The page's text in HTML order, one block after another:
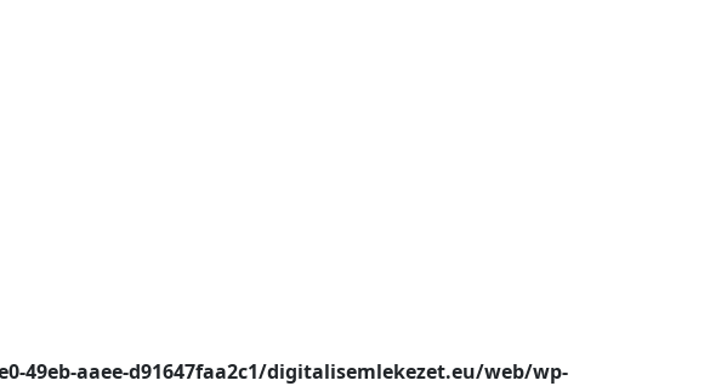
49eb-aaee-d91647faa2c1/digitalisemlekezet.eu/web/wp-